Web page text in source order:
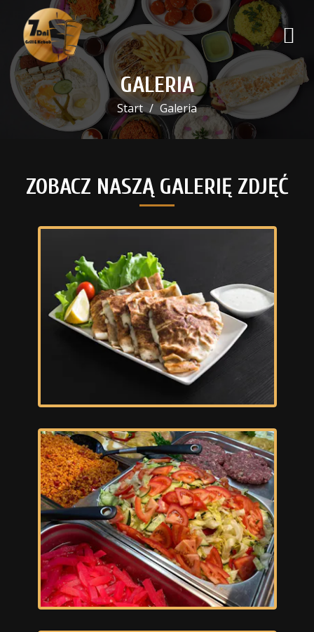
GALERIA
Start Galeria
ZOBACZ NASZĄ GALERIĘ ZDJĘĆ